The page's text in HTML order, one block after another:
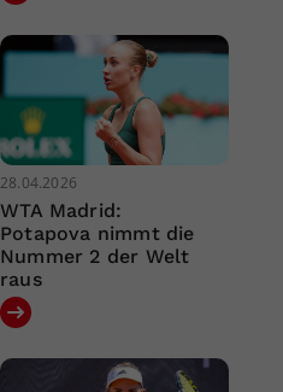
28.04.2026
WTA Madrid:
Potapova nimmt die
Nummer 2 der Welt
raus